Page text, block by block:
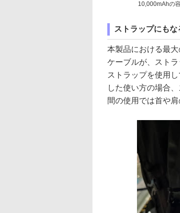
10,000mAhの
ストラップにも
本製品における最
ケーブルが、スト
ストラップを使用
した使い方の場合
間の使用では首や